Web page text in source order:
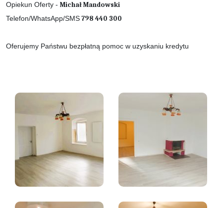
Opiekun Oferty - Michał Mandowski
Telefon/WhatsApp/SMS798 440 300
Oferujemy Państwu bezpłatną pomoc w uzyskaniu kredytu